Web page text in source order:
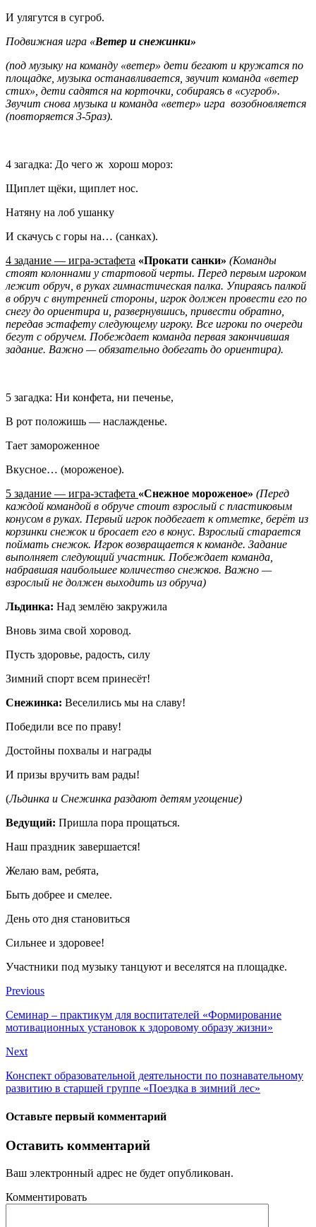
И улягутся в сугроб.
Подвижная игра «Ветер и снежинки»
(под музыку на команду «ветер» дети бегают и кружатся по
площадке, музыка останавливается, звучит команда «ветер
стих», дети садятся на корточки, собираясь в «сугроб».
Звучит снова музыка и команда «ветер» игра возобновляется
(повторяется 3-5раз).
4 загадка: До чего ж хорош мороз:
Щиплет щёки, щиплет нос.
Натяну на лоб ушанку
И скачусь с горы на… (санках).
4 задание — игра-эстафета «Прокати санки» (Команды
стоят колоннами у стартовой черты. Перед первым игроком
лежит обруч, в руках гимнастическая палка. Упираясь палкой
в обруч с внутренней стороны, игрок должен провести его по
снегу до ориентира и, развернувшись, привести обратно,
передав эстафету следующему игроку. Все игроки по очереди
бегут с обручем. Побеждает команда первая закончившая
задание. Важно — обязательно добегать до ориентира).
5 загадка: Ни конфета, ни печенье,
В рот положишь — наслажденье.
Тает замороженное
Вкусное… (мороженое).
5 задание — игра-эстафета «Снежное мороженое» (Перед
каждой командой в обруче стоит взрослый с пластиковым
конусом в руках. Первый игрок подбегает к отметке, берёт из
корзинки снежок и бросает его в конус. Взрослый старается
поймать снежок. Игрок возвращается к команде. Задание
выполняет следующий участник. Побеждает команда,
набравшая наибольшее количество снежков. Важно —
взрослый не должен выходить из обруча)
Льдинка: Над землёю закружила
Вновь зима свой хоровод.
Пусть здоровье, радость, силу
Зимний спорт всем принесёт!
Снежинка: Веселились мы на славу!
Победили все по праву!
Достойны похвалы и награды
И призы вручить вам рады!
(Льдинка и Снежинка раздают детям угощение)
Ведущий: Пришла пора прощаться.
Наш праздник завершается!
Желаю вам, ребята,
Быть добрее и смелее.
День ото дня становиться
Сильнее и здоровее!
Участники под музыку танцуют и веселятся на площадке.
Previous
Семинар – практикум для воспитателей «Формирование
мотивационных установок к здоровому образу жизни»
Next
Конспект образовательной деятельности по познавательному
развитию в старшей группе «Поездка в зимний лес»
Оставьте первый комментарий
Оставить комментарий
Ваш электронный адрес не будет опубликован.
Комментировать